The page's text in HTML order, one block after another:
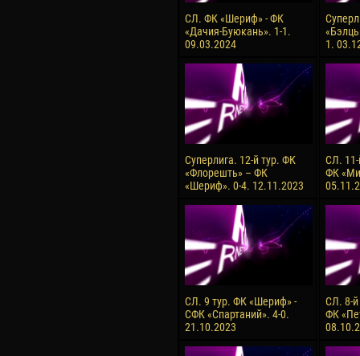
СЛ. ФК «Шериф» - ФК
«Дачия-Буюкань». 1-1.
09.03.2024
1.
Суперлига. 12-й тур. ФК
«Флорешть» – ФК
«Шериф». 0-4. 12.11.2023
СЛ.
ФК
СЛ. 9 тур. ФК «Шериф» -
СФК «Спартаний». 4-0.
21.10.2023
СЛ. 8-
ФК